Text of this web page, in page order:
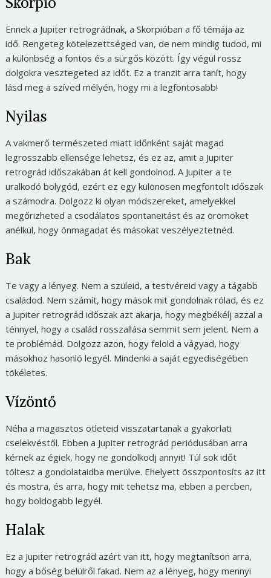
Ennek a Jupiter retrográdnak, a Skorpióban a fő témája az
idő. Rengeteg kötelezettséged van, de nem mindig tudod, mi
a különbség a fontos és a sürgős között. Így végül rossz
dolgokra vesztegeted az időt. Ez a tranzit arra tanít, hogy
lásd meg a szíved mélyén, hogy mi a legfontosabb!
Nyilas
A vakmerő természeted miatt időnként saját magad
legrosszabb ellensége lehetsz, és ez az, amit a Jupiter
retrográd időszakában át kell gondolnod. A Jupiter a te
uralkodó bolygód, ezért ez egy különösen megfontolt időszak
a számodra. Dolgozz ki olyan módszereket, amelyekkel
megőrizheted a csodálatos spontaneitást és az örömöket
anélkül, hogy önmagadat és másokat veszélyeztetnéd.
Bak
Te vagy a lényeg. Nem a szüleid, a testvéreid vagy a tágabb
családod. Nem számít, hogy mások mit gondolnak rólad, és ez
a Jupiter retrográd időszak azt akarja, hogy megbékélj azzal a
ténnyel, hogy a család rosszallása semmit sem jelent. Nem a
te problémád. Dolgozz azon, hogy felold a vágyad, hogy
másokhoz hasonló legyél. Mindenki a saját egyediségében
tökéletes.
Vízöntő
Néha a magasztos ötleteid visszatartanak a gyakorlati
cselekvéstől. Ebben a Jupiter retrográd periódusában arra
kérnek az égiek, hogy ne gondolkodj annyit! Túl sok időt
töltesz a gondolataidba merülve. Ehelyett összpontosíts az itt
és mostra, és arra, hogy mit tehetsz ma, ebben a percben,
hogy boldogabb legyél.
Halak
Ez a Jupiter retrográd azért van itt, hogy megtanítson arra,
hogy a bőség belülről fakad. Nem az a lényeg, hogy mennyi